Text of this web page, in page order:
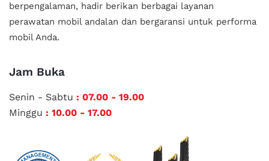
berpengalaman, hadir berikan berbagai layanan
perawatan mobil andalan dan bergaransi untuk performa
mobil Anda.
Jam Buka
Senin - Sabtu : 07.00 - 19.00
Minggu : 10.00 - 17.00